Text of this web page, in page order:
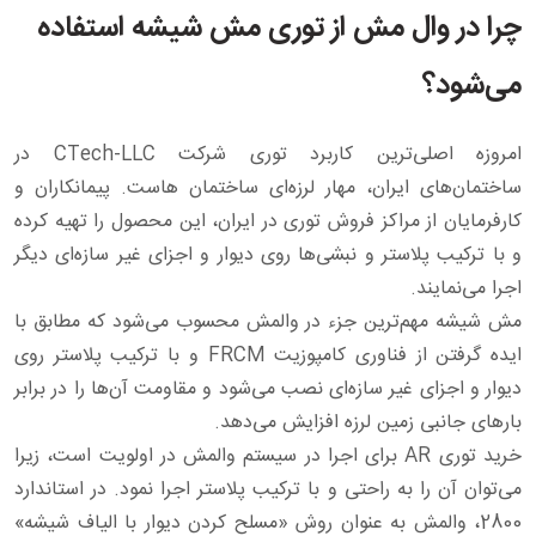
چرا در وال مش از توری مش شیشه استفاده
می‌شود؟
امروزه اصلی‌ترین کاربرد توری شرکت CTech-LLC در
ساختمان‌های ایران، مهار لرزه‌ای ساختمان هاست. پیمانکاران و
کارفرمایان از مراکز فروش توری در ایران، این محصول را تهیه کرده
و با ترکیب پلاستر و نبشی‌ها روی دیوار و اجزای غیر سازه‌ای دیگر
اجرا می‌نمایند.
مش شیشه مهم‌ترین جزء در والمش محسوب می‌شود که مطابق با
ایده گرفتن از فناوری کامپوزیت FRCM و با ترکیب پلاستر روی
دیوار و اجزای غیر سازه‌ای نصب می‌شود و مقاومت آن‌ها را در برابر
بارهای جانبی زمین لرزه افزایش می‌دهد.
خرید توری AR برای اجرا در سیستم والمش در اولویت است، زیرا
می‌توان آن را به راحتی و با ترکیب پلاستر اجرا نمود. در استاندارد
2800، والمش به عنوان روش «مسلح کردن دیوار با الیاف شیشه»